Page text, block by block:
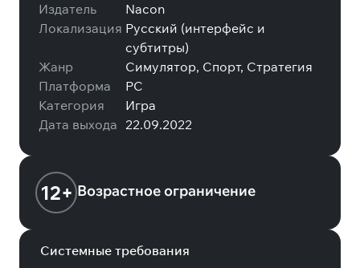
Издатель
Nacon
Локализация Русский (интерфейс и
субтитры)
Жанр
Симулятор, Спорт, Стратегия
Платформа
PC
Категория
Игра
Дата выхода 22.09.2022
12+ Возрастное ограничение
Системные требования